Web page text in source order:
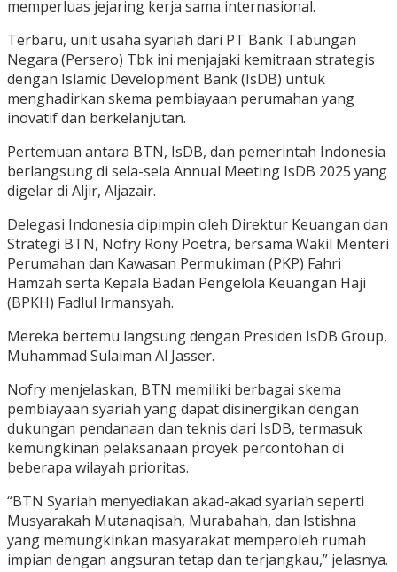
memperluas jejaring kerja sama internasional.
Terbaru, unit usaha syariah dari PT Bank Tabungan
Negara (Persero) Tbk ini menjajaki kemitraan strategis
dengan Islamic Development Bank (IsDB) untuk
menghadirkan skema pembiayaan perumahan yang
inovatif dan berkelanjutan.
Pertemuan antara BTN, IsDB, dan pemerintah Indonesia
berlangsung di sela-sela Annual Meeting IsDB 2025 yang
digelar di Aljir, Aljazair.
Delegasi Indonesia dipimpin oleh Direktur Keuangan dan
Strategi BTN, Nofry Rony Poetra, bersama Wakil Menteri
Perumahan dan Kawasan Permukiman (PKP) Fahri
Hamzah serta Kepala Badan Pengelola Keuangan Haji
(BPKH) Fadlul Irmansyah.
Mereka bertemu langsung dengan Presiden IsDB Group,
Muhammad Sulaiman Al Jasser.
Nofry menjelaskan, BTN memiliki berbagai skema
pembiayaan syariah yang dapat disinergikan dengan
dukungan pendanaan dan teknis dari IsDB, termasuk
kemungkinan pelaksanaan proyek percontohan di
beberapa wilayah prioritas.
“BTN Syariah menyediakan akad-akad syariah seperti
Musyarakah Mutanaqisah, Murabahah, dan Istishna
yang memungkinkan masyarakat memperoleh rumah
impian dengan angsuran tetap dan terjangkau,” jelasnya.